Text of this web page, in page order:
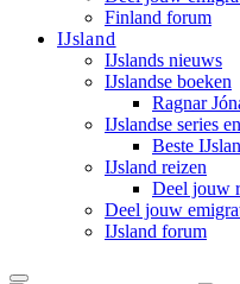
Finland forum
IJsland
IJslands nieuws
IJslandse boeken
Ragnar
IJslandse series
Beste
IJsland reizen
Deel jouw
Deel jouw
IJsland forum